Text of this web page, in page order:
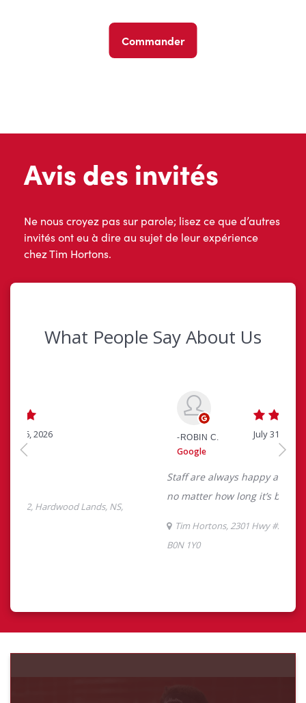
Commander
Avis des invités
Ne nous croyez pas sur parole; lisez ce que d’autres
invités ont eu à dire au sujet de leur expérience
chez Tim Hortons.